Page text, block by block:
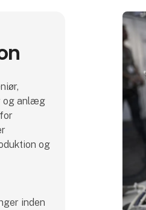
og anlæg
og
inden